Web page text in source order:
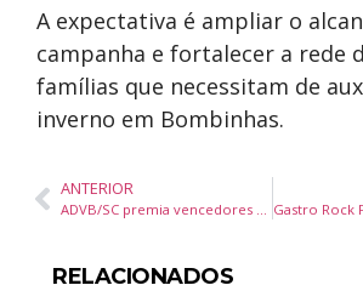
A expectativa é ampliar o
campanha e fortalecer a rede
famílias que necessitam de
inverno em Bombinhas.
ANTERIOR
ADVB/SC premia vencedores do Empresa Cidadã 2026 e lança livro sobre responsabilidade empresarial em Chapecó
RELACIONADOS